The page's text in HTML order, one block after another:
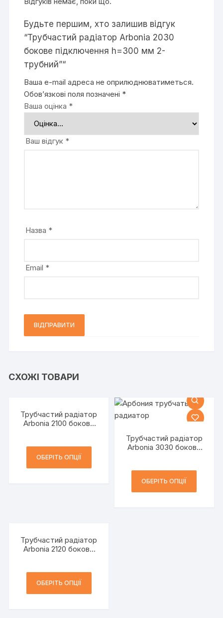
Будьте першим, хто залишив відгук
“Трубчастий радіатор Arbonia 2030
бокове підключення h=300 мм 2-
трубний”“
Ваша e-mail адреса не оприлюднюватиметься.
Обов’язкові поля позначені *
Ваша оцінка *
Ваш відгук *
Назва *
Email *
СХОЖІ ТОВАРИ
Трубчастий радіатор
Arbonia 2100 бокове
ОБЕРІТЬ ОПЦІЇ
Трубчастий радіатор
Arbonia 3030 бокове
ОБЕРІТЬ ОПЦІЇ
Трубчастий радіатор
Arbonia 2120 бокове
ОБЕРІТЬ ОПЦІЇ